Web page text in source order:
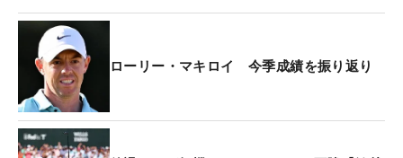
ローリー・マキロイ 今季成績を振り返り